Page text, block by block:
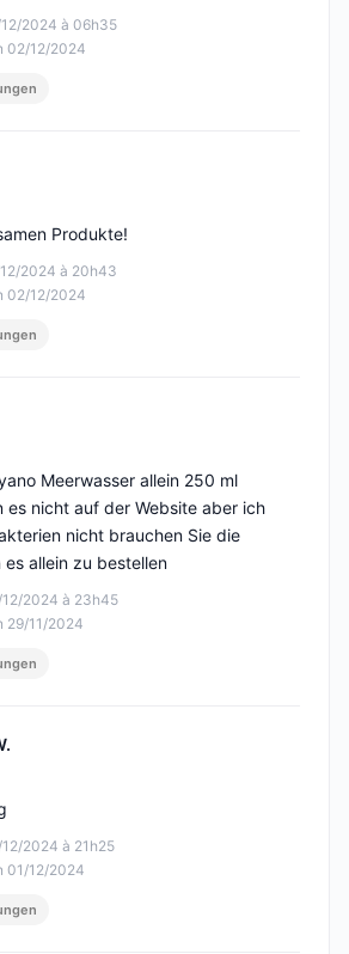
2024 à 06h35
02/12/2024
5
2024 à 20h43
02/12/2024
Produkte!
5
2024 à 23h45
29/11/2024
Meerwasser allein 250 ml
es nicht auf der Website aber ich
nicht brauchen Sie die
allein zu bestellen
5
2024 à 21h25
01/12/2024